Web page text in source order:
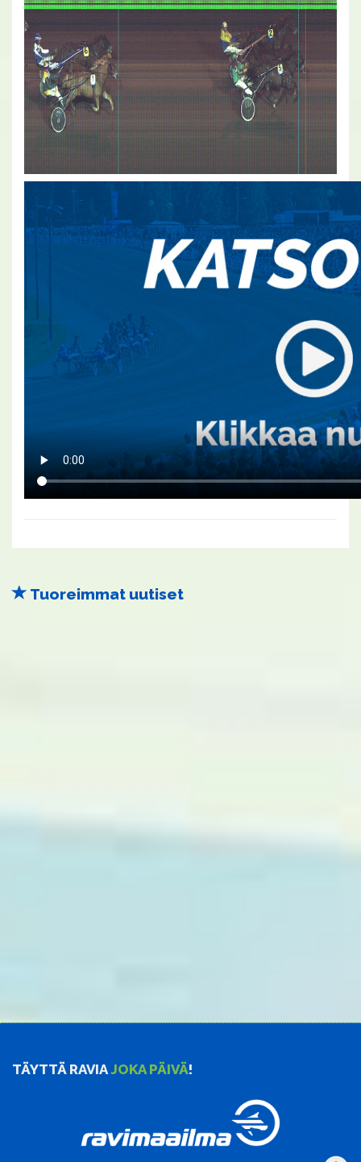
Tuoreimmat uutiset
TÄYTTÄ RAVIAJOKA PÄIVÄ!